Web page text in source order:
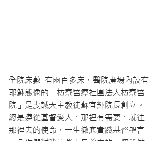
全院床數 有兩百多床，醫院廣場內設有
耶穌態像的「枋寮醫療社團法人枋寮醫
院」是虔誠天主教徒蘇宜輝院長創立。
總是遵從基督愛人，那裡有需要，就往
那裡去的使命，一生徹底實踐基督聖言